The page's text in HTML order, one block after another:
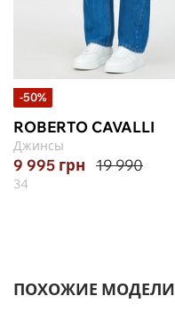
-50%
ROBERTO CAVALLI
Джинсы
9 995 грн 19 990
34
ПОХОЖИЕ МОДЕЛИ